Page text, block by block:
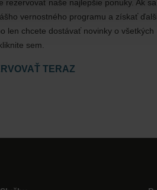
rezervovať naše najlepšie ponuky. Ak
vernostného programu a získať
len chcete dostávať novinky o všetkých
sem.
TERAZ